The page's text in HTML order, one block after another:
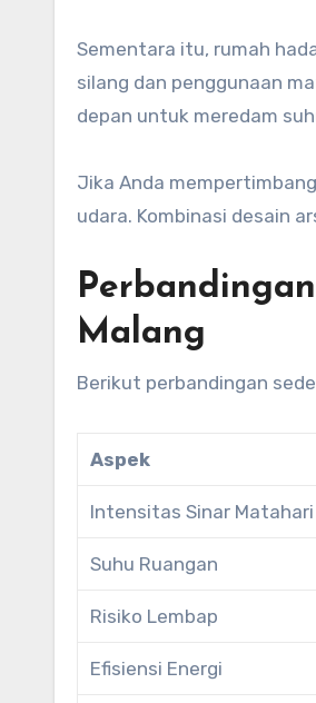
Sementara itu, rumah
silang dan penggunaan
depan untuk meredam
Jika Anda
udara. Kombinasi desain
Malang
Berikut perbandingan
Aspek
Intensitas Sinar Matahari
Suhu Ruangan
Risiko Lembap
Efisiensi Energi